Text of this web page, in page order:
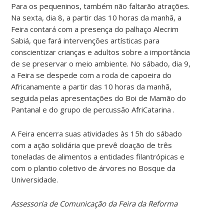
Para os pequeninos, também não faltarão atrações.
Na sexta, dia 8, a partir das 10 horas da manhã, a
Feira contará com a presença do palhaço Alecrim
Sabiá, que fará intervenções artísticas para
conscientizar crianças e adultos sobre a importância
de se preservar o meio ambiente. No sábado, dia 9,
a Feira se despede com a roda de capoeira do
Africanamente a partir das 10 horas da manhã,
seguida pelas apresentações do Boi de Mamão do
Pantanal e do grupo de percussão AfriCatarina .
A Feira encerra suas atividades às 15h do sábado
com a ação solidária que prevê doação de três
toneladas de alimentos a entidades filantrópicas e
com o plantio coletivo de árvores no Bosque da
Universidade.
Assessoria de Comunicação da Feira da Reforma